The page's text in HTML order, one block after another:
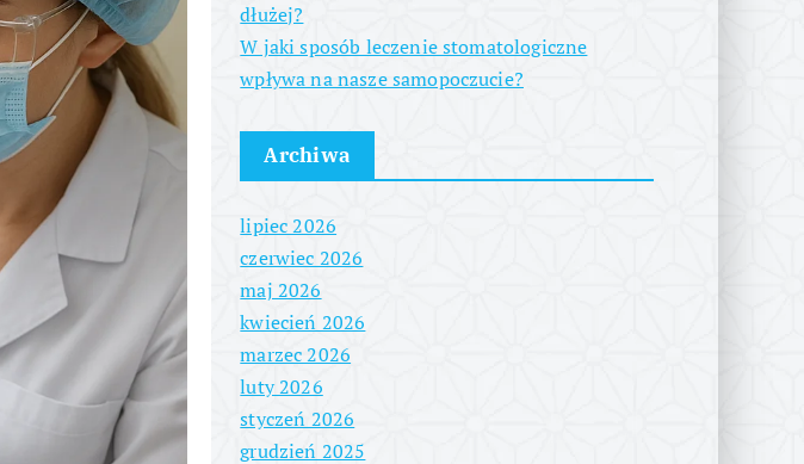
dłużej?
W jaki sposób leczenie stomatologiczne
wpływa na nasze samopoczucie?
Archiwa
lipiec 2026
czerwiec 2026
maj 2026
kwiecień 2026
marzec 2026
luty 2026
styczeń 2026
grudzień 2025